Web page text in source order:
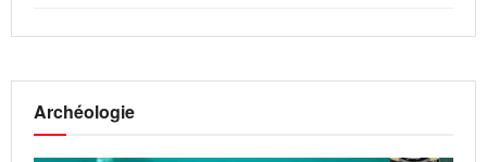
Archéologie